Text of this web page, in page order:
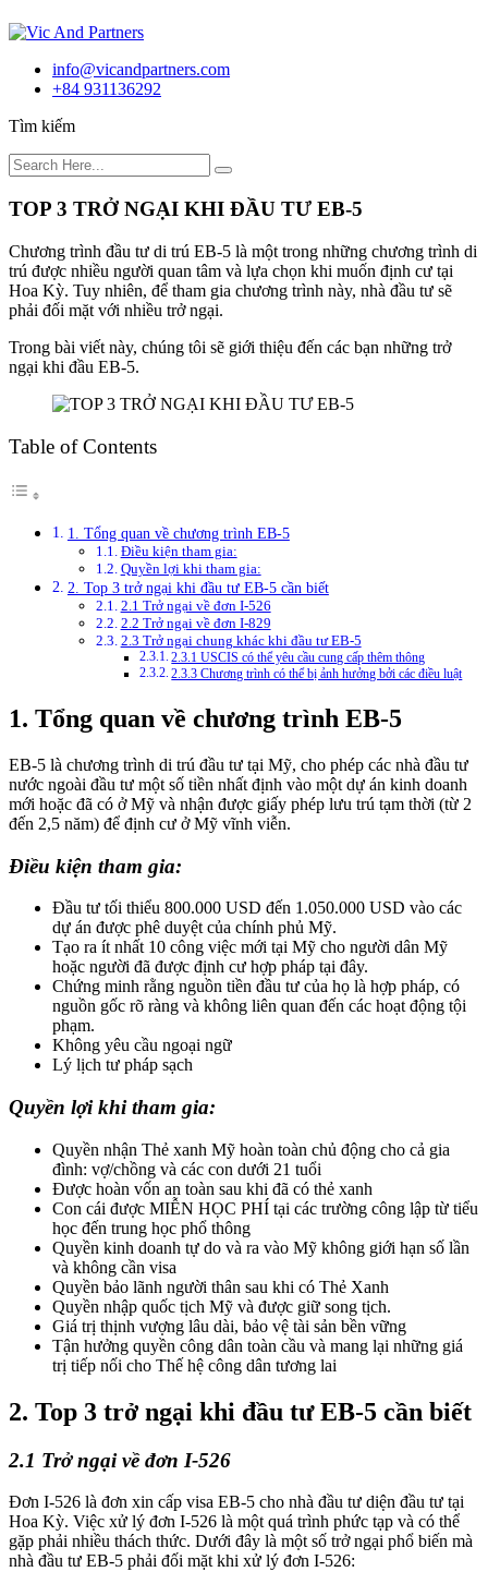
info@vicandpartners.com
+84 931136292
Tìm kiếm
TOP 3 TRỞ NGẠI KHI ĐẦU TƯ EB-5
Chương trình đầu tư di trú EB-5 là một trong những chương trình di
trú được nhiều người quan tâm và lựa chọn khi muốn định cư tại
Hoa Kỳ. Tuy nhiên, để tham gia chương trình này, nhà đầu tư sẽ
phải đối mặt với nhiều trở ngại.
Trong bài viết này, chúng tôi sẽ giới thiệu đến các bạn những trở
ngại khi đầu EB-5.
Table of Contents
1. Tổng quan về chương trình EB-5
Điều kiện tham gia:
Quyền lợi khi tham gia:
2. Top 3 trở ngại khi đầu tư EB-5 cần biết
2.1 Trở ngại về đơn I-526
2.2 Trở ngại về đơn I-829
2.3 Trở ngại chung khác khi đầu tư EB-5
2.3.1 USCIS có thể yêu cầu cung cấp thêm thông
2.3.3 Chương trình có thể bị ảnh hưởng bởi các điều luật
1. Tổng quan về chương trình EB-5
EB-5 là chương trình di trú đầu tư tại Mỹ, cho phép các nhà đầu tư
nước ngoài đầu tư một số tiền nhất định vào một dự án kinh doanh
mới hoặc đã có ở Mỹ và nhận được giấy phép lưu trú tạm thời (từ 2
đến 2,5 năm) để định cư ở Mỹ vĩnh viễn.
Điều kiện tham gia:
Đầu tư tối thiểu 800.000 USD đến 1.050.000 USD vào các
dự án được phê duyệt của chính phủ Mỹ.
Tạo ra ít nhất 10 công việc mới tại Mỹ cho người dân Mỹ
hoặc người đã được định cư hợp pháp tại đây.
Chứng minh rằng nguồn tiền đầu tư của họ là hợp pháp, có
nguồn gốc rõ ràng và không liên quan đến các hoạt động tội
phạm.
Không yêu cầu ngoại ngữ
Lý lịch tư pháp sạch
Quyền lợi khi tham gia:
Quyền nhận Thẻ xanh Mỹ hoàn toàn chủ động cho cả gia
đình: vợ/chồng và các con dưới 21 tuổi
Được hoàn vốn an toàn sau khi đã có thẻ xanh
Con cái được MIỄN HỌC PHÍ tại các trường công lập từ tiểu
học đến trung học phổ thông
Quyền kinh doanh tự do và ra vào Mỹ không giới hạn số lần
và không cần visa
Quyền bảo lãnh người thân sau khi có Thẻ Xanh
Quyền nhập quốc tịch Mỹ và được giữ song tịch.
Giá trị thịnh vượng lâu dài, bảo vệ tài sản bền vững
Tận hưởng quyền công dân toàn cầu và mang lại những giá
trị tiếp nối cho Thế hệ công dân tương lai
2. Top 3 trở ngại khi đầu tư EB-5 cần biết
2.1 Trở ngại về đơn I-526
Đơn I-526 là đơn xin cấp visa EB-5 cho nhà đầu tư diện đầu tư tại
Hoa Kỳ. Việc xử lý đơn I-526 là một quá trình phức tạp và có thể
gặp phải nhiều thách thức. Dưới đây là một số trở ngại phổ biến mà
nhà đầu tư EB-5 phải đối mặt khi xử lý đơn I-526: